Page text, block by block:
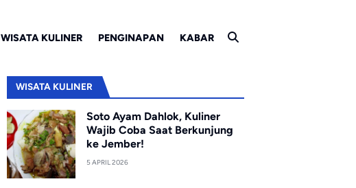
WISATA KULINER PENGINAPAN KABAR
WISATA KULINER
Soto Ayam Dahlok, Kuliner
Wajib Coba Saat Berkunjung
ke Jember!
5 APRIL 2026